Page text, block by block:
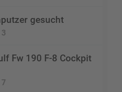
gesucht
3
Fw 190 F-8 Cockpit
7